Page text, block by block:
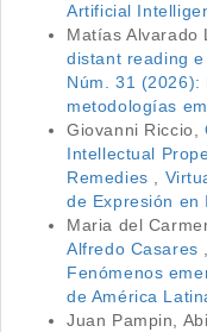
Artificial
Matías Alvarado
distant reading
Núm. 31 (2026):
metodologías
Giovanni Riccio,
Intellectual
Remedies ,
de Expresión en
Maria del
Alfredo Casares ,
Fenómenos
de América
Juan Pampin,